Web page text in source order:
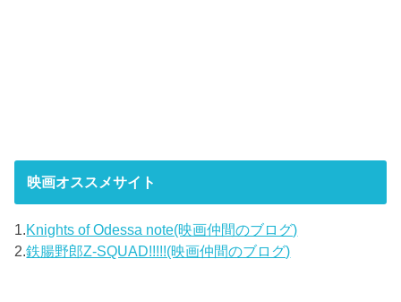
映画オススメサイト
1.Knights of Odessa note(映画仲間のブログ)
2.鉄腸野郎Z-SQUAD!!!!!(映画仲間のブログ)